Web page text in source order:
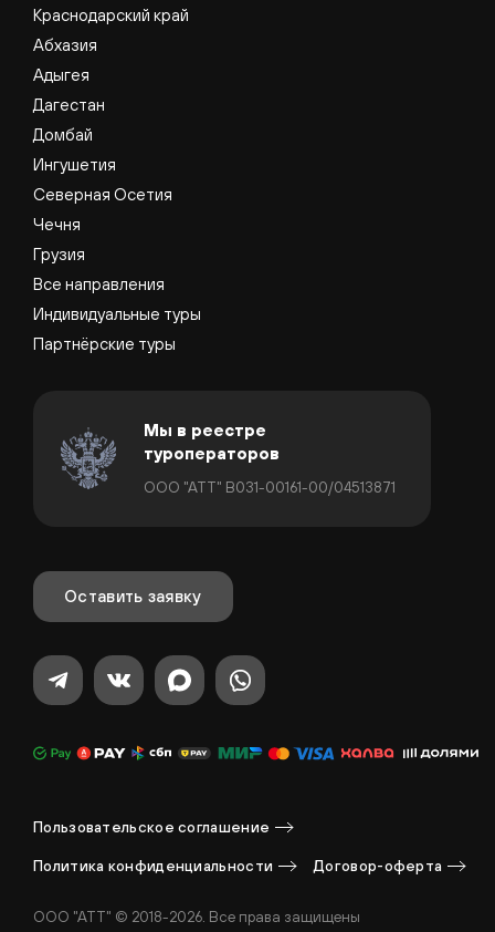
Краснодарский край
Абхазия
Адыгея
Дагестан
Домбай
Ингушетия
Северная Осетия
Чечня
Грузия
Все направления
Индивидуальные туры
Партнёрские туры
Мы в реестре
туроператоров
ООО "АТТ" В031-00161-00/04513871
Оставить заявку
Пользовательское соглашение
Политика конфиденциальности Договор-оферта
ООО "АТТ" © 2018-2026. Все права защищены